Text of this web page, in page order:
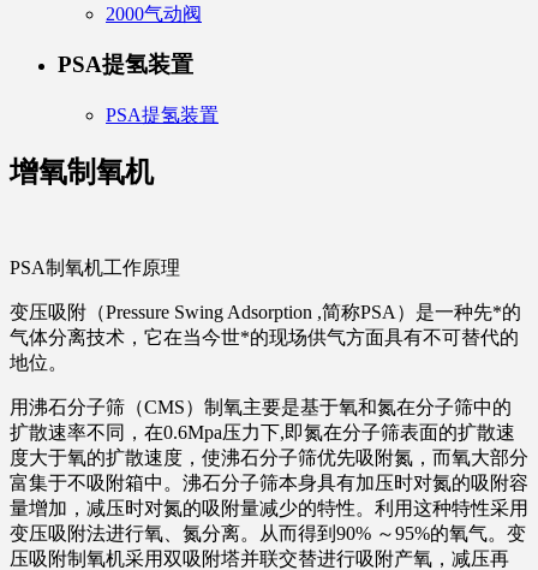
2000气动阀
PSA提氢装置
PSA提氢装置
增氧制氧机
PSA制氧机工作原理
变压吸附（Pressure Swing Adsorption ,简称PSA）是一种先*的
气体分离技术，它在当今世*的现场供气方面具有不可替代的
地位。
用沸石分子筛（CMS）制氧主要是基于氧和氮在分子筛中的
扩散速率不同，在0.6Mpa压力下,即氮在分子筛表面的扩散速
度大于氧的扩散速度，使沸石分子筛优先吸附氮，而氧大部分
富集于不吸附箱中。沸石分子筛本身具有加压时对氮的吸附容
量增加，减压时对氮的吸附量减少的特性。利用这种特性采用
变压吸附法进行氧、氮分离。从而得到90% ～95%的氧气。变
压吸附制氧机采用双吸附塔并联交替进行吸附产氧，减压再